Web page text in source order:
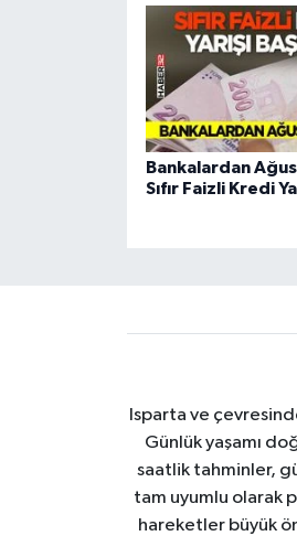
Bankalardan
Sıfır Faizli Kredi
Isparta ve
Günlük yaşamı
saatlik tahminler,
tam uyumlu olarak
hareketler büyük